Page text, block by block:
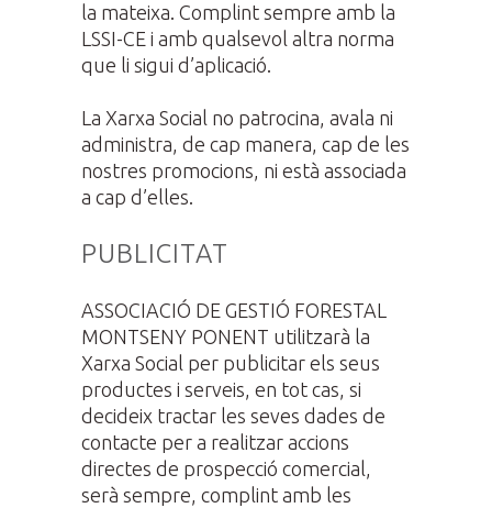
la mateixa. Complint sempre amb la
LSSI-CE i amb qualsevol altra norma
que li sigui d’aplicació.
La Xarxa Social no patrocina, avala ni
administra, de cap manera, cap de les
nostres promocions, ni està associada
a cap d’elles.
PUBLICITAT
ASSOCIACIÓ DE GESTIÓ FORESTAL
MONTSENY PONENT utilitzarà la
Xarxa Social per publicitar els seus
productes i serveis, en tot cas, si
decideix tractar les seves dades de
contacte per a realitzar accions
directes de prospecció comercial,
serà sempre, complint amb les